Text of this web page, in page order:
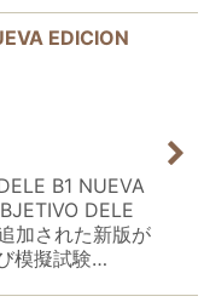
EDICION
B1 NUEVA
DELE
加された新版が
模擬試験…